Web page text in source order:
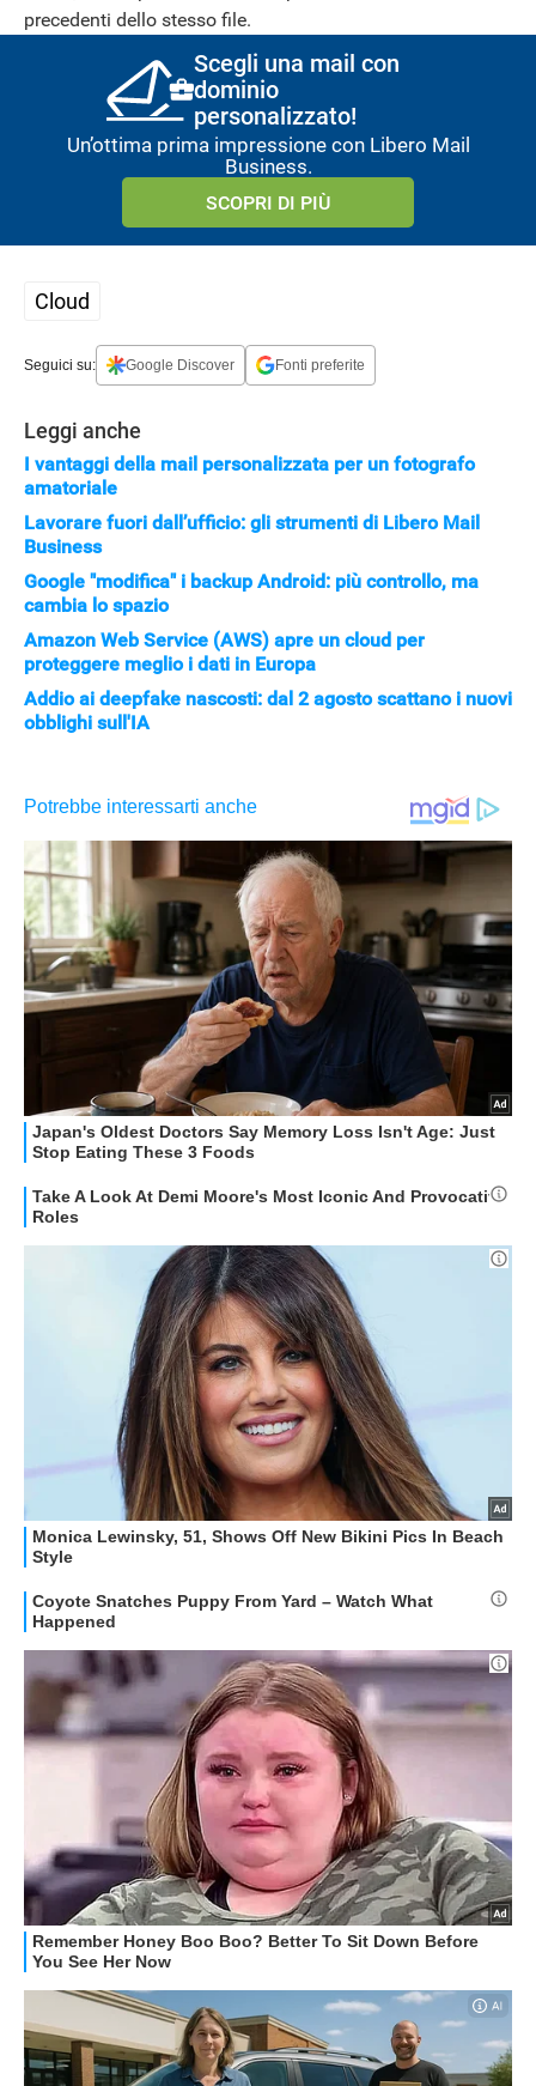
precedenti dello stesso file.
Scegli una mail con
dominio
personalizzato!
Un’ottima prima impressione con Libero Mail
Business.
SCOPRI DI PIÙ
Cloud
Seguici su: Google Discover Fonti preferite
Leggi anche
I vantaggi della mail personalizzata per un fotografo
amatoriale
Lavorare fuori dall’ufficio: gli strumenti di Libero Mail
Business
Google "modifica" i backup Android: più controllo, ma
cambia lo spazio
Amazon Web Service (AWS) apre un cloud per
proteggere meglio i dati in Europa
Addio ai deepfake nascosti: dal 2 agosto scattano i nuovi
obblighi sull'IA